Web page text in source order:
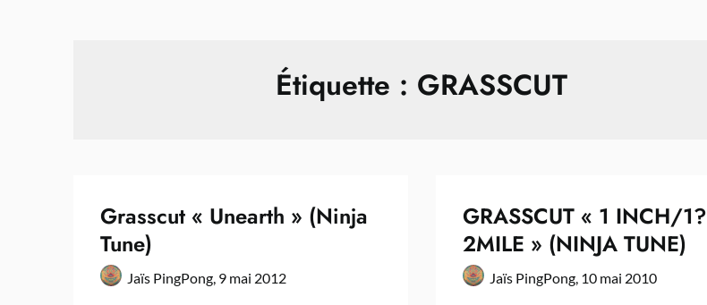
Étiquette : GRASSCUT
Grasscut « Unearth » (Ninja
Tune)
Jaïs PingPong, 9 mai 2012
GRASSCUT « 1 INCH/1?
2MILE » (NINJA TUNE)
Jaïs PingPong, 10 mai 2010